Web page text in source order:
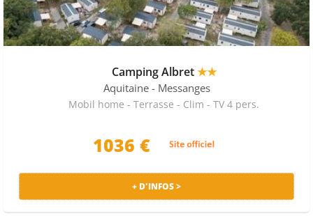
Camping Albret★★
Aquitaine - Messanges
Mobil home - Terrasse - Clim - TV 4 pers.
1036 €
+ D'INFOS >